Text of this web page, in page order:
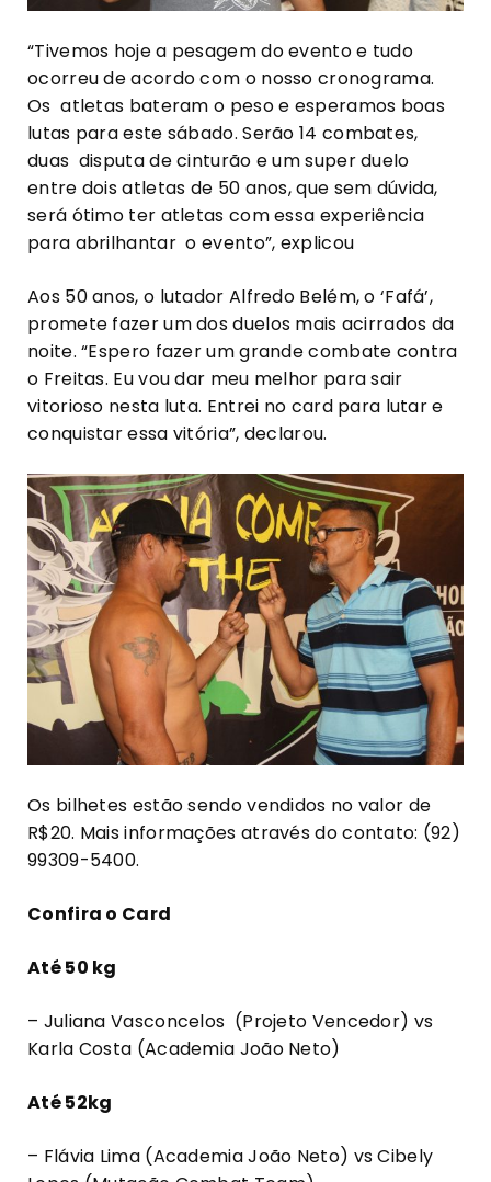
“Tivemos hoje a pesagem do evento e tudo
ocorreu de acordo com o nosso cronograma.
Os atletas bateram o peso e esperamos boas
lutas para este sábado. Serão 14 combates,
duas disputa de cinturão e um super duelo
entre dois atletas de 50 anos, que sem dúvida,
será ótimo ter atletas com essa experiência
para abrilhantar o evento”, explicou
Aos 50 anos, o lutador Alfredo Belém, o ‘Fafá’,
promete fazer um dos duelos mais acirrados da
noite. “Espero fazer um grande combate contra
o Freitas. Eu vou dar meu melhor para sair
vitorioso nesta luta. Entrei no card para lutar e
conquistar essa vitória”, declarou.
Os bilhetes estão sendo vendidos no valor de
R$20. Mais informações através do contato: (92)
99309-5400.
Confira o Card
Até 50 kg
– Juliana Vasconcelos (Projeto Vencedor) vs
Karla Costa (Academia João Neto)
Até 52kg
– Flávia Lima (Academia João Neto) vs Cibely